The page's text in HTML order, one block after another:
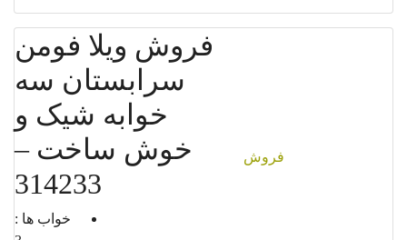
فروش
فروش ویلا فومن
سرابستان سه
خوابه شیک و
خوش ساخت –
314233
خواب ها :